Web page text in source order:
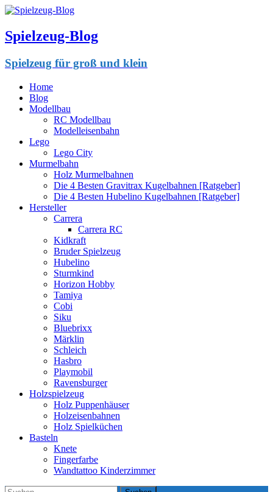
Spielzeug-Blog
Spielzeug für groß und klein
Home
Blog
Modellbau
RC Modellbau
Modelleisenbahn
Lego
Lego City
Murmelbahn
Holz Murmelbahnen
Die 4 Besten Gravitrax Kugelbahnen [Ratgeber]
Die 4 Besten Hubelino Kugelbahnen [Ratgeber]
Hersteller
Carrera
Carrera RC
Kidkraft
Bruder Spielzeug
Hubelino
Sturmkind
Horizon Hobby
Tamiya
Cobi
Siku
Bluebrixx
Märklin
Schleich
Hasbro
Playmobil
Ravensburger
Holzspielzeug
Holz Puppenhäuser
Holzeisenbahnen
Holz Spielküchen
Basteln
Knete
Fingerfarbe
Wandtattoo Kinderzimmer